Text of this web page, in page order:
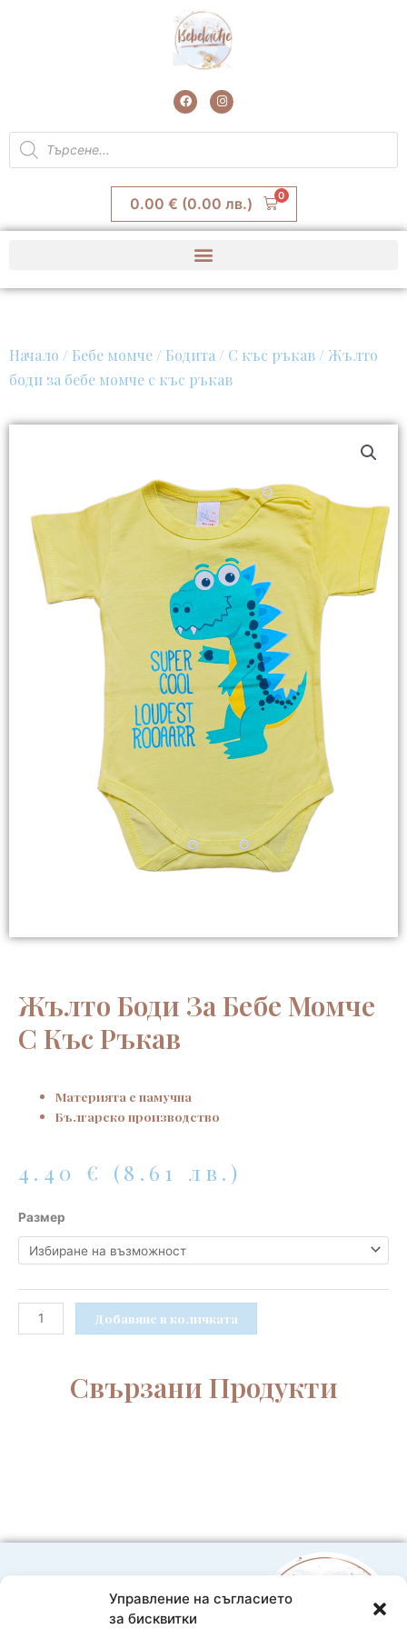
Управление на съгласието
за бисквитки
F
a
c
e
o
I
n
s
t
r
m
Products
search
0.00 € (0.00 лв.) 0
Начало / Бебе момче / Бодита / С къс ръкав / Жълто
боди за бебе момче с къс ръкав
Жълто Боди За Бебе Момче
С Къс Ръкав
Материята е памучна
Българско производство
4.40 € (8.61 лв.)
Размер
количество
за
Жълто
за
бебе
момче
Добавяне в количката
Свързани Продукти
0888593332
Bebelache@abv.bg